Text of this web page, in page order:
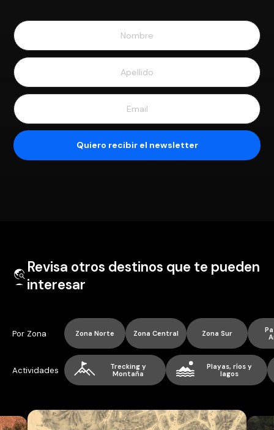
Revisa otros destinos que te pueden
interesar
Por Zona Zona Norte Zona Central Zona Sur
Actividades
Trecking y
Montaña
Playas, ríos y
lagos